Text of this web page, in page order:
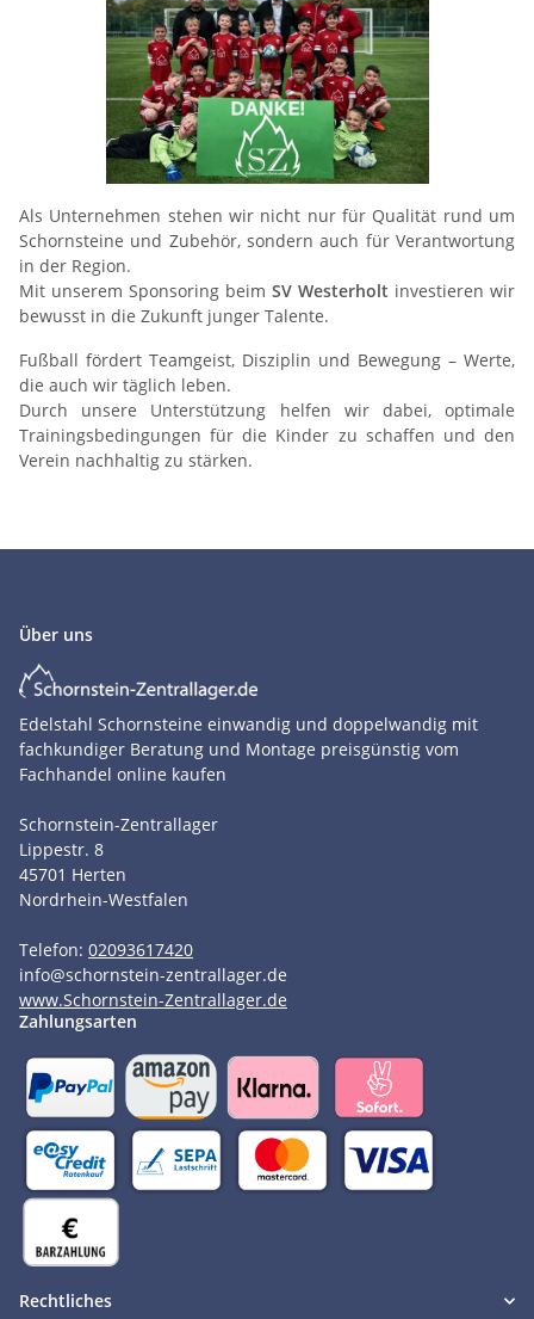
Als Unternehmen stehen wir nicht nur für Qualität rund um
Schornsteine und Zubehör, sondern auch für Verantwortung
in der Region.
Mit unserem Sponsoring beim SV Westerholt investieren wir
bewusst in die Zukunft junger Talente.
Fußball fördert Teamgeist, Disziplin und Bewegung – Werte,
die auch wir täglich leben.
Durch unsere Unterstützung helfen wir dabei, optimale
Trainingsbedingungen für die Kinder zu schaffen und den
Verein nachhaltig zu stärken.
Über uns
Edelstahl Schornsteine einwandig und doppelwandig mit
fachkundiger Beratung und Montage preisgünstig vom
Fachhandel online kaufen
Schornstein-Zentrallager
Lippestr. 8
45701 Herten
Nordrhein-Westfalen
Telefon: 02093617420
info@schornstein-zentrallager.de
www.Schornstein-Zentrallager.de
Zahlungsarten
Rechtliches